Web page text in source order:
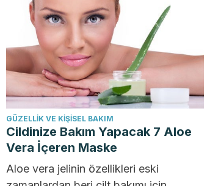
olabilecek leke...
GÜZELLIK VE KIŞISEL BAKIM
Cildinize Bakım Yapacak 7 Aloe
Vera İçeren Maske
Aloe vera jelinin özellikleri eski